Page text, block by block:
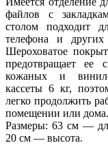
файлов с
столом подходит
телефона и других
Шероховатое
предотвращает ее
кожаных и
кассеты 6 кг,
легко продолжить
помещении или дома.
Размеры: 63 см —
20 см — высота.